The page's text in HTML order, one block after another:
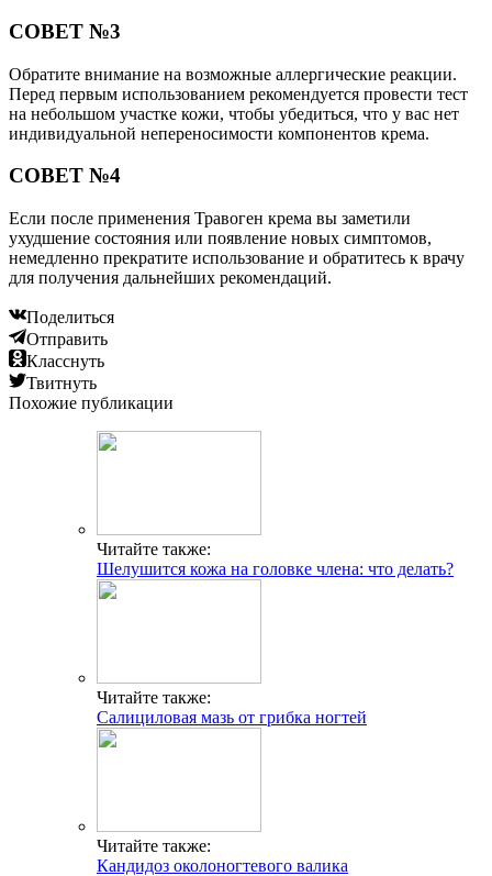
СОВЕТ №3
Обратите внимание на возможные аллергические реакции.
Перед первым использованием рекомендуется провести тест
на небольшом участке кожи, чтобы убедиться, что у вас нет
индивидуальной непереносимости компонентов крема.
СОВЕТ №4
Если после применения Травоген крема вы заметили
ухудшение состояния или появление новых симптомов,
немедленно прекратите использование и обратитесь к врачу
для получения дальнейших рекомендаций.
Поделиться
Отправить
Класснуть
Твитнуть
Похожие публикации
Читайте также:
Шелушится кожа на головке члена: что делать?
Читайте также:
Салициловая мазь от грибка ногтей
Читайте также:
Кандидоз околоногтевого валика